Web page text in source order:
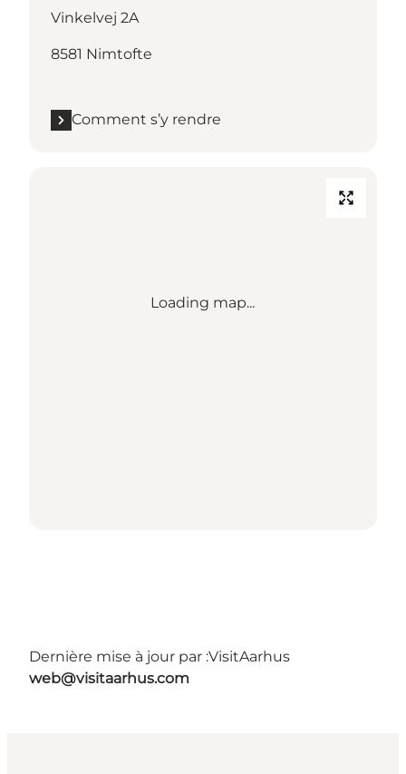
Vinkelvej 2A
8581 Nimtofte
Comment s’y rendre
Loading map...
Dernière mise à jour par :VisitAarhus
web@visitaarhus.com